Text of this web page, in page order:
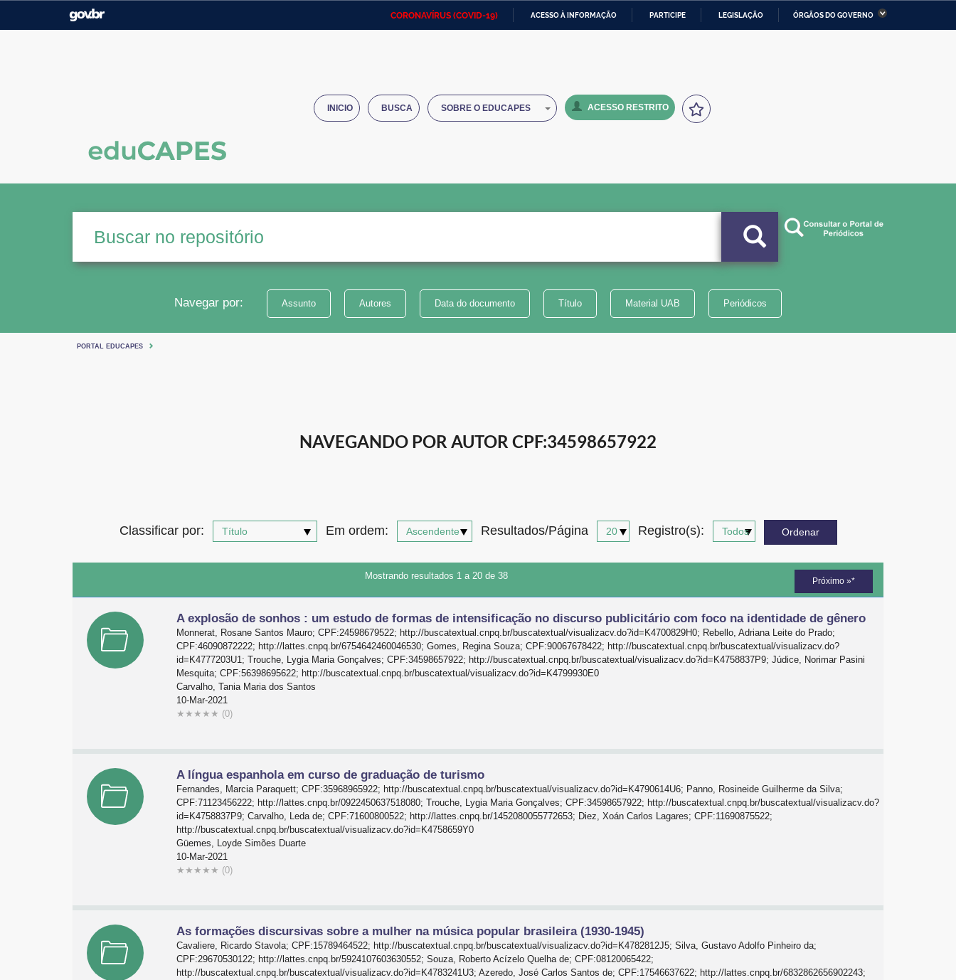
CORONAVÍRUS (COVID-19) ACESSO À INFORMAÇÃO PARTICIPE LEGISLAÇÃO ÓRGÃOS DO GOVERNO
Ministério das Relações
Ministério da Economia Ministério da Infraestrutura
Institucional
INICIO BUSCA SOBRE O EDUCAPES ACESSO RESTRITO
Navegar por: Assunto Autores Data do documento Título Material UAB Periódicos
PORTAL EDUCAPES
NAVEGANDO POR AUTOR CPF:34598657922
Classificar por: Em ordem: Resultados/Página Registro(s):
Mostrando resultados 1 a 20 de 38 Próximo »*
A explosão de sonhos : um estudo de formas de intensificação no discurso publicitário com foco na identidade de gênero
Monnerat, Rosane Santos Mauro; CPF:24598679522; http://buscatextual.cnpq.br/buscatextual/visualizacv.do?id=K4700829H0; Rebello, Adriana Leite do Prado;
CPF:46090872222; http://lattes.cnpq.br/6754642460046530; Gomes, Regina Souza; CPF:90067678422; http://buscatextual.cnpq.br/buscatextual/visualizacv.do?
id=K4777203U1; Trouche, Lygia Maria Gonçalves; CPF:34598657922; http://buscatextual.cnpq.br/buscatextual/visualizacv.do?id=K4758837P9; Júdice, Norimar Pasini
Mesquita; CPF:56398695622; http://buscatextual.cnpq.br/buscatextual/visualizacv.do?id=K4799930E0
Carvalho, Tania Maria dos Santos
10-Mar-2021
★ ★ ★ ★ ★ (0)
A língua espanhola em curso de graduação de turismo
Fernandes, Marcia Paraquett; CPF:35968965922; http://buscatextual.cnpq.br/buscatextual/visualizacv.do?id=K4790614U6; Panno, Rosineide Guilherme da Silva;
CPF:71123456222; http://lattes.cnpq.br/0922450637518080; Trouche, Lygia Maria Gonçalves; CPF:34598657922; http://buscatextual.cnpq.br/buscatextual/visualizacv.do?
id=K4758837P9; Carvalho, Leda de; CPF:71600800522; http://lattes.cnpq.br/1452080055772653; Diez, Xoán Carlos Lagares; CPF:11690875522;
http://buscatextual.cnpq.br/buscatextual/visualizacv.do?id=K4758659Y0
Güemes, Loyde Simões Duarte
10-Mar-2021
★ ★ ★ ★ ★ (0)
As formações discursivas sobre a mulher na música popular brasileira (1930-1945)
Cavaliere, Ricardo Stavola; CPF:15789464522; http://buscatextual.cnpq.br/buscatextual/visualizacv.do?id=K4782812J5; Silva, Gustavo Adolfo Pinheiro da;
CPF:29670530122; http://lattes.cnpq.br/5924107603630552; Souza, Roberto Acízelo Quelha de; CPF:08120065422;
http://buscatextual.cnpq.br/buscatextual/visualizacv.do?id=K4783241U3; Azeredo, José Carlos Santos de; CPF:17546637622; http://lattes.cnpq.br/6832862656902243;